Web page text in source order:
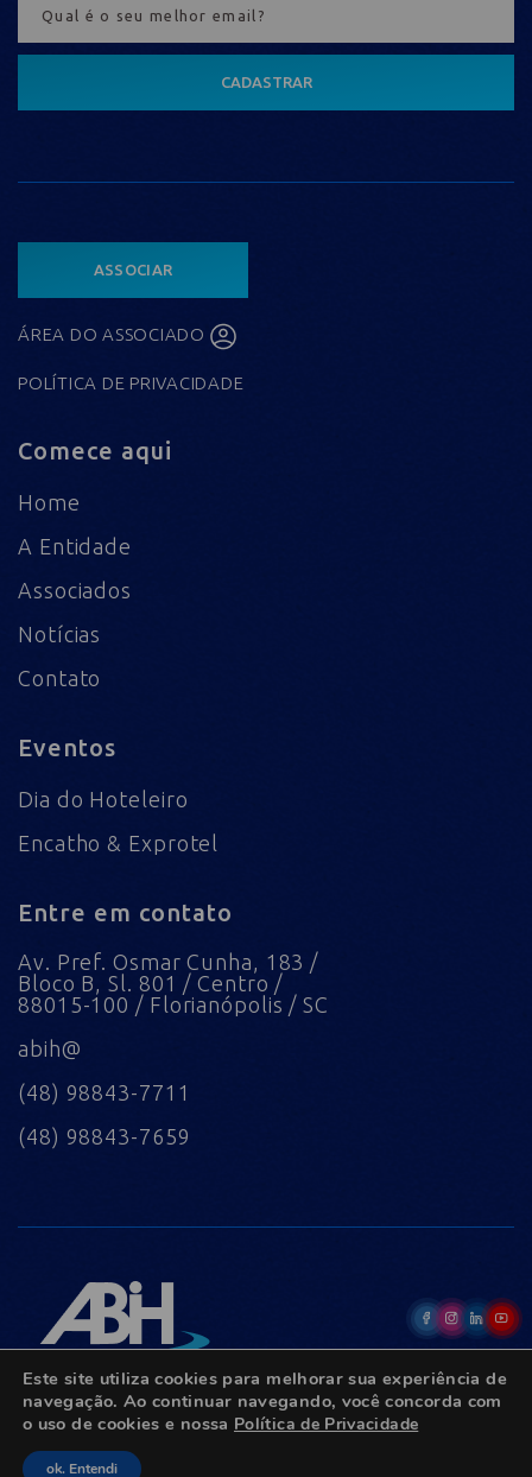
CADASTRAR
ASSOCIAR
ÁREA DO ASSOCIADO
POLÍTICA DE PRIVACIDADE
Comece aqui
Home
A Entidade
Associados
Notícias
Contato
Eventos
Dia do Hoteleiro
Encatho & Exprotel
Entre em contato
Av. Pref. Osmar Cunha, 183 /
Bloco B, Sl. 801 / Centro /
88015-100 / Florianópolis / SC
abih@
(48) 98843-7711
(48) 98843-7659
© Copyright 2022 - Todos os direitos reservados.
Este site utiliza cookies para melhorar sua experiência de
navegação. Ao continuar navegando, você concorda com
o uso de cookies e nossa Política de Privacidade
ok. Entendi